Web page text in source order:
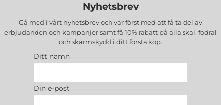
Nyhetsbrev
Gå med i vårt nyhetsbrev och var först med att få ta del av
erbjudanden och kampanjer samt få 10% rabatt på alla skal, fodral
och skärmskydd i ditt första köp.
Ditt namn
Din e-post